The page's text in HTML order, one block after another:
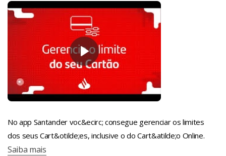
No app Santander voc&ecirc; consegue gerenciar os limites
dos seus Cart&otilde;es, inclusive o do Cart&atilde;o Online.
Saiba mais